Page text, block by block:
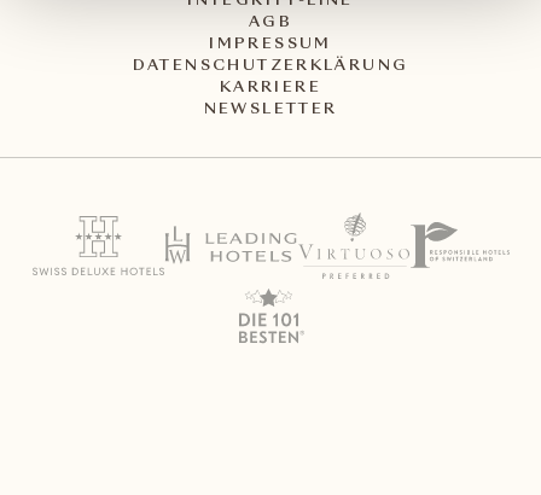
AGB
IMPRESSUM
DATENSCHUTZERKLÄRUNG
KARRIERE
NEWSLETTER